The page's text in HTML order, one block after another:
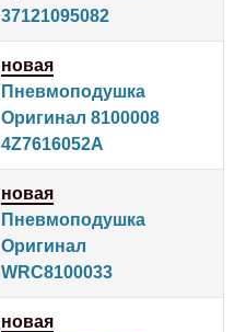
37121095082
новая
Пневмоподушка
Оригинал 8100008
4Z7616052A
новая
Пневмоподушка
Оригинал
WRC8100033
новая